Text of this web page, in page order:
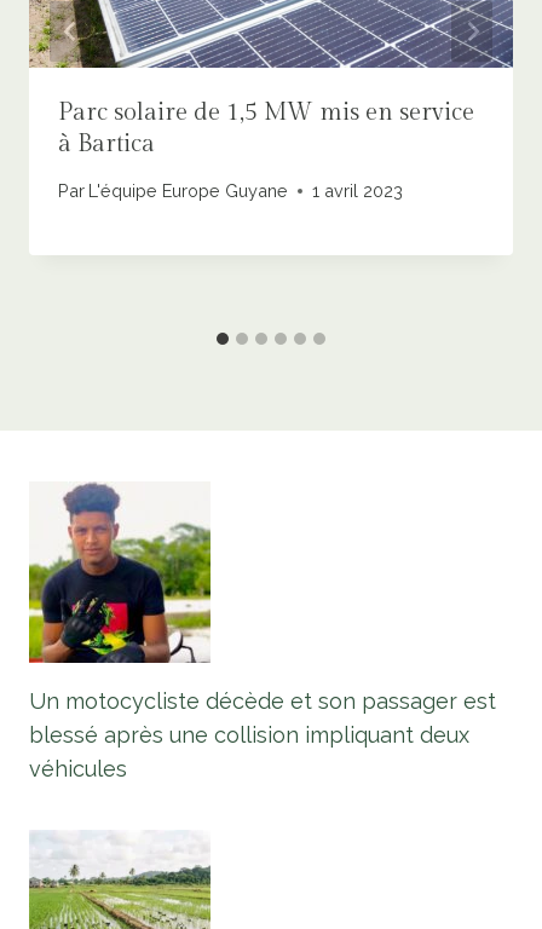
Parc solaire de 1,5 MW mis en service
à Bartica
Par L'équipe Europe Guyane 1 avril 2023
Un motocycliste décède et son passager est
blessé après une collision impliquant deux
véhicules